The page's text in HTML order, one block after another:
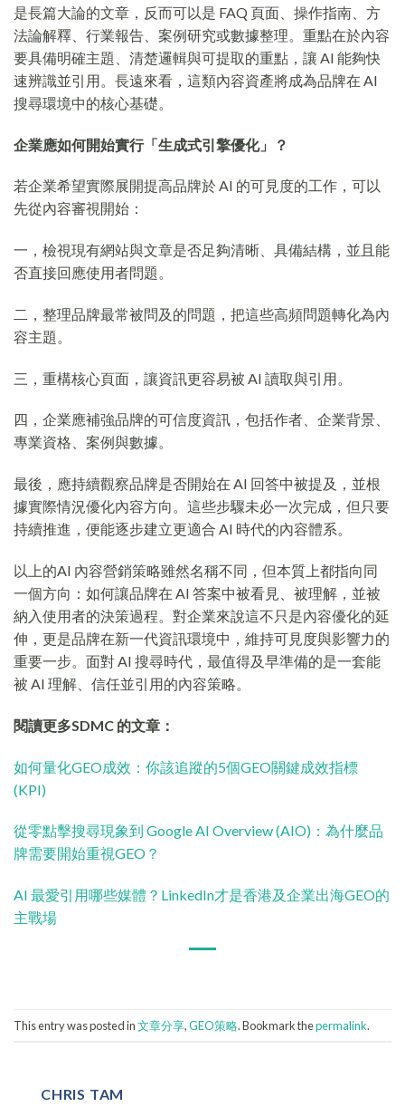
是長篇大論的文章，反而可以是 FAQ 頁面、操作指南、方
法論解釋、行業報告、案例研究或數據整理。重點在於內容
要具備明確主題、清楚邏輯與可提取的重點，讓 AI 能夠快
速辨識並引用。長遠來看，這類內容資產將成為品牌在 AI
搜尋環境中的核心基礎。
企業應如何開始實行「生成式引擎優化」？
若企業希望實際展開提高品牌於 AI 的可見度的工作，可以
先從內容審視開始：
一，檢視現有網站與文章是否足夠清晰、具備結構，並且能
否直接回應使用者問題。
二，整理品牌最常被問及的問題，把這些高頻問題轉化為內
容主題。
三，重構核心頁面，讓資訊更容易被 AI 讀取與引用。
四，企業應補強品牌的可信度資訊，包括作者、企業背景、
專業資格、案例與數據。
最後，應持續觀察品牌是否開始在 AI 回答中被提及，並根
據實際情況優化內容方向。這些步驟未必一次完成，但只要
持續推進，便能逐步建立更適合 AI 時代的內容體系。
以上的AI 內容營銷策略雖然名稱不同，但本質上都指向同
一個方向：如何讓品牌在 AI 答案中被看見、被理解，並被
納入使用者的決策過程。對企業來說這不只是內容優化的延
伸，更是品牌在新一代資訊環境中，維持可見度與影響力的
重要一步。面對 AI 搜尋時代，最值得及早準備的是一套能
被 AI 理解、信任並引用的內容策略。
閱讀更多SDMC 的文章：
如何量化GEO成效：你該追蹤的5個GEO關鍵成效指標
(KPI)
從零點擊搜尋現象到 Google AI Overview (AIO)：為什麼品
牌需要開始重視GEO？
AI 最愛引用哪些媒體？LinkedIn才是香港及企業出海GEO的
主戰場
This entry was posted in文章分享,GEO策略. Bookmark thepermalink.
CHRIS TAM